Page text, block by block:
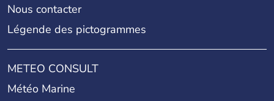
Nous contacter
Légende des pictogrammes
METEO CONSULT
Météo Marine